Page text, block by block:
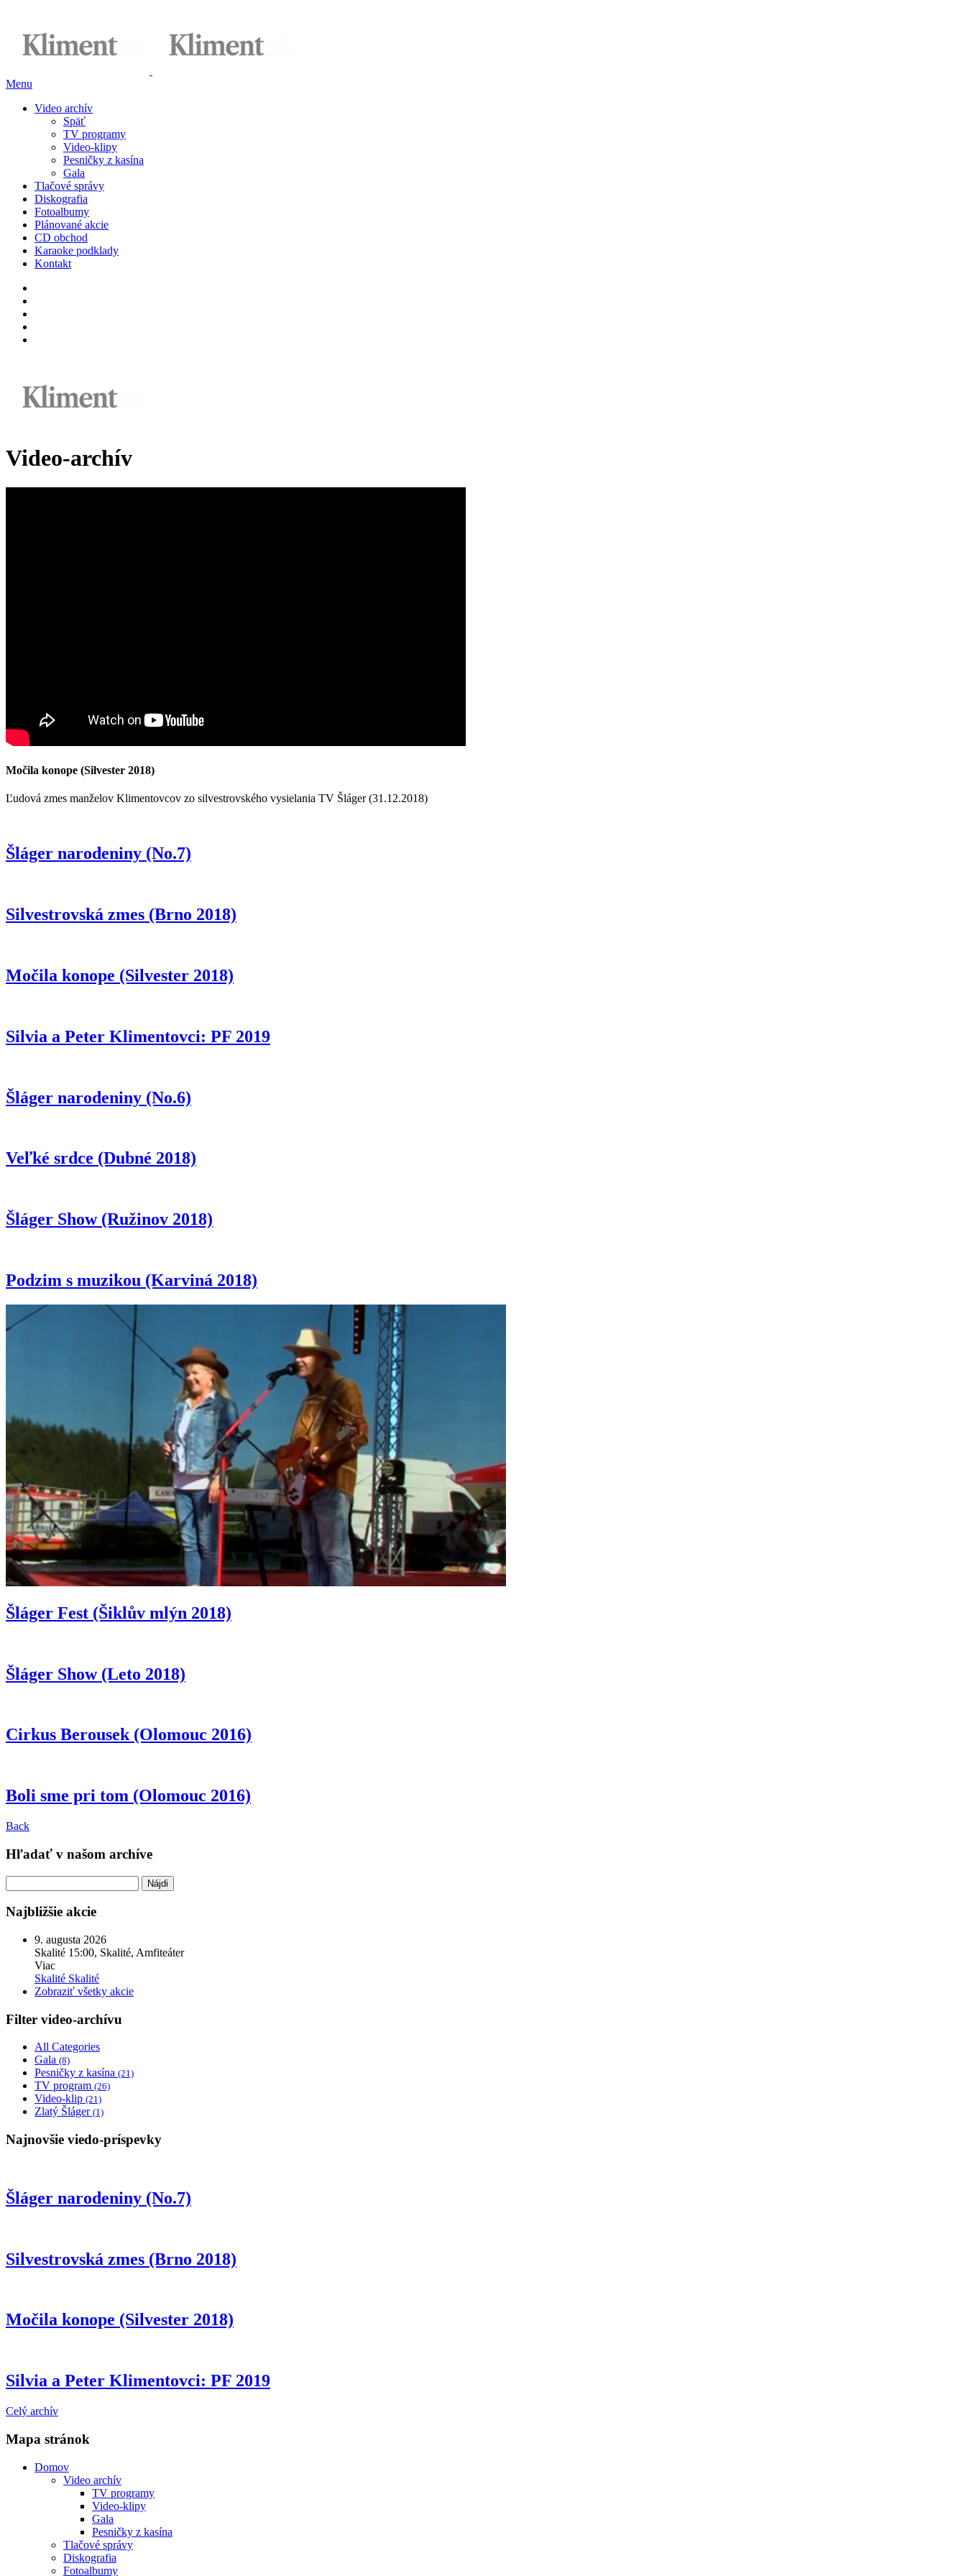
Menu
Video archív
Späť
TV programy
Video-klipy
Pesničky z kasína
Gala
Tlačové správy
Diskografia
Fotoalbumy
Plánované akcie
CD obchod
Karaoke podklady
Kontakt
Video-archív
Močila konope (Silvester 2018)
Ľudová zmes manželov Klimentovcov zo silvestrovského vysielania TV Šláger (31.12.2018)
Šláger narodeniny (No.7)
Silvestrovská zmes (Brno 2018)
Močila konope (Silvester 2018)
Silvia a Peter Klimentovci: PF 2019
Šláger narodeniny (No.6)
Veľké srdce (Dubné 2018)
Šláger Show (Ružinov 2018)
Podzim s muzikou (Karviná 2018)
Šláger Fest (Šiklův mlýn 2018)
Šláger Show (Leto 2018)
Cirkus Berousek (Olomouc 2016)
Boli sme pri tom (Olomouc 2016)
Back
Hľadať v našom archíve
Najbližšie akcie
9. augusta 2026
Skalité 15:00, Skalité, Amfiteáter
Viac
Skalité Skalité
Zobraziť všetky akcie
Filter video-archívu
All Categories
Gala (8)
Pesničky z kasína (21)
TV program (26)
Video-klip (21)
Zlatý Šláger (1)
Najnovšie viedo-príspevky
Šláger narodeniny (No.7)
Silvestrovská zmes (Brno 2018)
Močila konope (Silvester 2018)
Silvia a Peter Klimentovci: PF 2019
Celý archív
Mapa stránok
Domov
Video archív
TV programy
Video-klipy
Gala
Pesničky z kasína
Tlačové správy
Diskografia
Fotoalbumy